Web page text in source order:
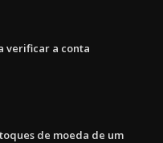
verificar a conta
de moeda de um